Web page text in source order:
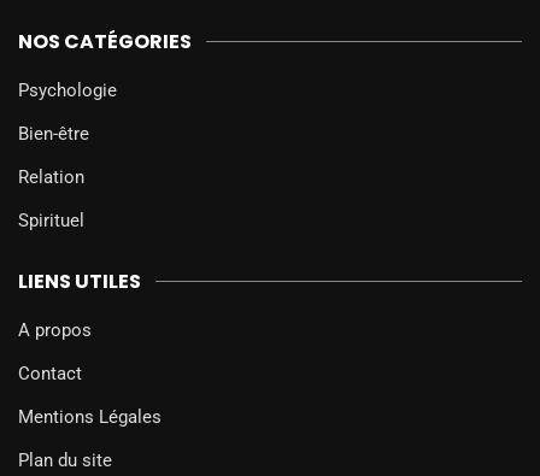
NOS CATÉGORIES
Psychologie
Bien-être
Relation
Spirituel
LIENS UTILES
A propos
Contact
Mentions Légales
Plan du site